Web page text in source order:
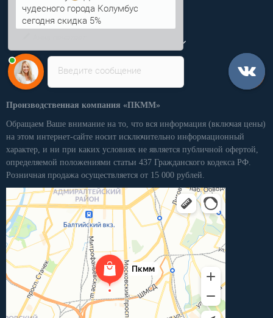
Категории
Производственная компания «ПКММ»
Обращаем Ваше внимание на то, что вся информация (включая цены)
на этом интернет-сайте носит исключительно информационный
характер, и ни при каких условиях не является публичной офертой,
определяемой положениями статьи 437 Гражданского кодекса РФ.
Розничная продажа осуществляется от 15 000 рублей.
Введите сообщение
Я Вас вижу
Для жителей
чудесного города Колумбус
сегодня скидка 5%